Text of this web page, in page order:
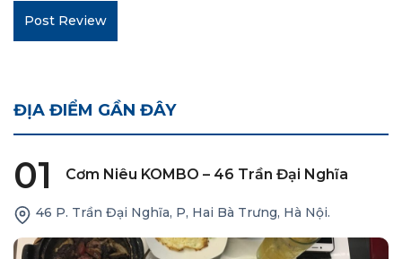
ĐỊA ĐIỂM GẦN ĐÂY
01 Cơm Niêu KOMBO – 46 Trần Đại Nghĩa
46 P. Trần Đại Nghĩa, P, Hai Bà Trưng, Hà Nội.